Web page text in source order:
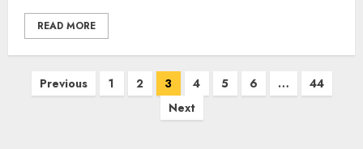
READ MORE
PostsPrevious 1 2 3 4 5 6 …
44
Next